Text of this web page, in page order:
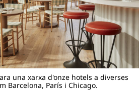
una xarxa d'onze hotels a diverses
Barcelona, París i Chicago.